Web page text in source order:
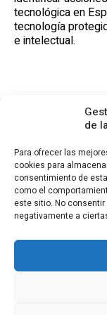
de
Para ofrecer las
cookies para
consentimiento de
como el
este sitio. No
negativamente a
tecnológica en
tecnología
e intelectual.
CONTACTO
Calle Cea
28003 - Madrid.
POLÍTICA DE